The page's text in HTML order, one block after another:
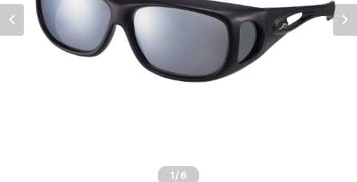
1 /6